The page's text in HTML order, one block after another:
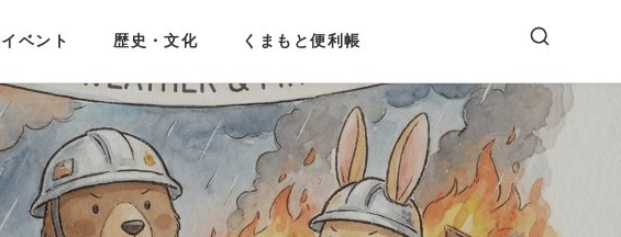
イベント 歴史・文化 くまもと便利帳